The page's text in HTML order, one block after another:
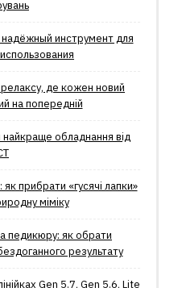
инструмент для
де кожен новий
на попередній
найкраще обладнання від
прибрати «гусячі лапки»
міміку
педикюру: як обрати
результату
Gen 5.7, Gen 5.6, Lite